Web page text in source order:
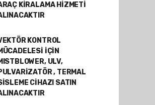
KİRALAMA HİZMETİ
KONTROL
İÇİN
ULV,
, TERMAL
CİHAZI SATIN